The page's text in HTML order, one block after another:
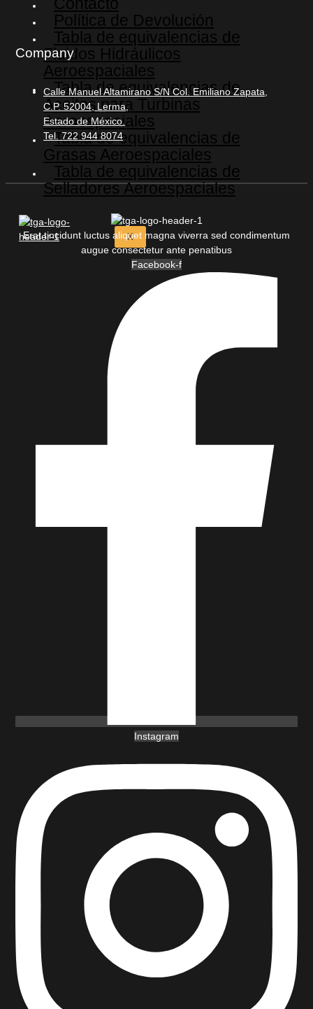
Contacto
Política de Devolución
Tabla de equivalencias de
Fluidos Hidráulicos
Aeroespaciales
Tabla de equivalencias de
Aceites para Turbinas
Aeroespaciales
Tabla de equivalencias de
Grasas Aeroespaciales
Tabla de equivalencias de
Selladores Aeroespaciales
X
Company
Calle Manuel Altamirano S/N Col. Emiliano Zapata,
C.P. 52004, Lerma,
Estado de México.
Tel. 722 944 8074
Erat tincidunt luctus aliquet magna viverra sed condimentum
augue consectetur ante penatibus
Facebook-f
Instagram